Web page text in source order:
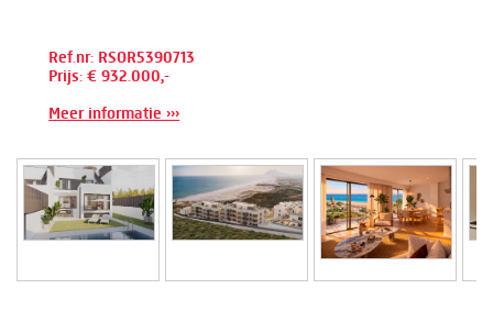
Ref.nr: RSOR5390713
Prijs: € 932.000,-
Meer informatie ›››